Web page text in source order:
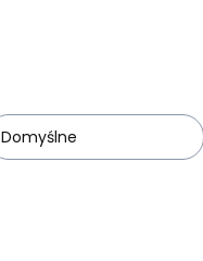
Domyślne